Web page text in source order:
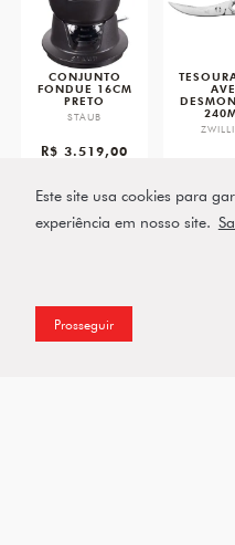
Este site usa cookies para
experiência em nosso site.
Prosseguir
CONJUNTO
FONDUE 16CM
PRETO
STAUB
R$ 3.519,00
VER